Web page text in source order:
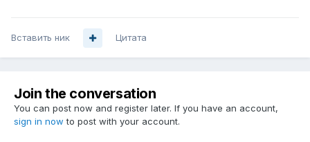
Вставить ник Цитата
Join the conversation
You can post now and register later. If you have an account,
sign in now to post with your account.